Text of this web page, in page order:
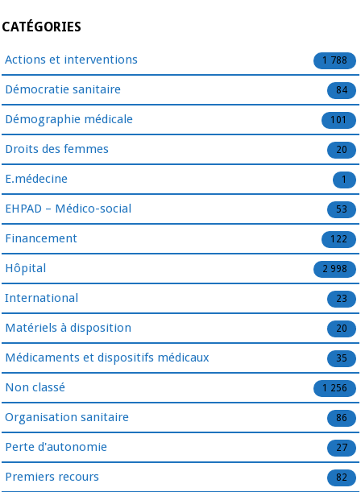
CATÉGORIES
Actions et interventions 1 788
Démocratie sanitaire 84
Démographie médicale 101
Droits des femmes 20
E.médecine 1
EHPAD – Médico-social 53
Financement 122
Hôpital 2 998
International 23
Matériels à disposition 20
Médicaments et dispositifs médicaux 35
Non classé 1 256
Organisation sanitaire 86
Perte d'autonomie 27
Premiers recours 82